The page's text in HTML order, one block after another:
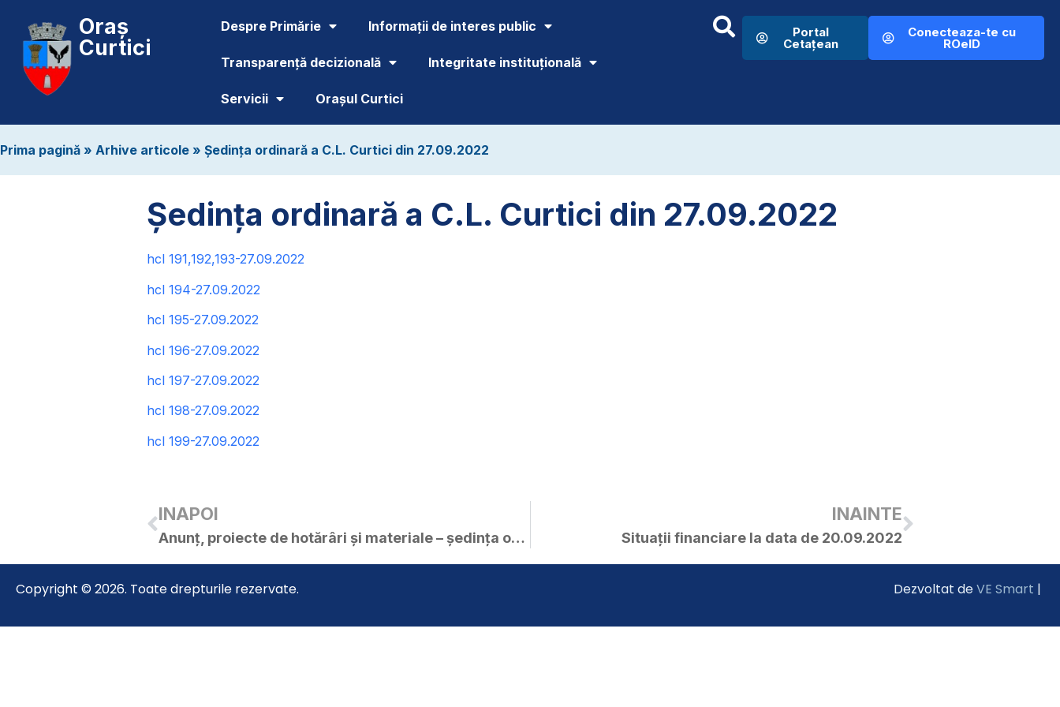
Oraș
Curtici
Despre Primărie Informații de interes public
Transparență decizională Integritate instituțională
Servicii Orașul Curtici
Portal
Cetațean
Conecteaza-te cu
ROeID
Prima pagină » Arhive articole » Ședința ordinară a C.L. Curtici din 27.09.2022
Ședința ordinară a C.L. Curtici din 27.09.2022
hcl 191,192,193-27.09.2022
hcl 194-27.09.2022
hcl 195-27.09.2022
hcl 196-27.09.2022
hcl 197-27.09.2022
hcl 198-27.09.2022
hcl 199-27.09.2022
INAPOI
Anunț, proiecte de hotărâri și materiale – ședința ordinară a C.L. Curtici în data de 27.09.2022
INAINTE
Situații financiare la data de 20.09.2022
Copyright © 2026. Toate drepturile rezervate. Dezvoltat deVE Smart |